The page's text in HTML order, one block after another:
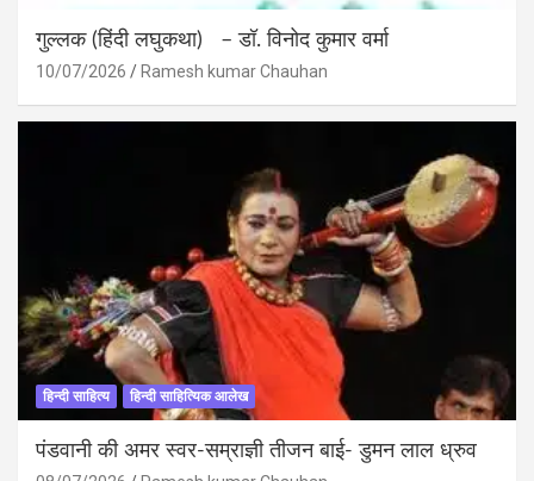
गुल्लक (हिंदी लघुकथा) – डॉ. विनोद कुमार वर्मा
10/07/2026 Ramesh kumar Chauhan
हिन्दी साहित्य हिन्दी साहित्यिक आलेख
पंडवानी की अमर स्वर-सम्राज्ञी तीजन बाई- डुमन लाल ध्रुव